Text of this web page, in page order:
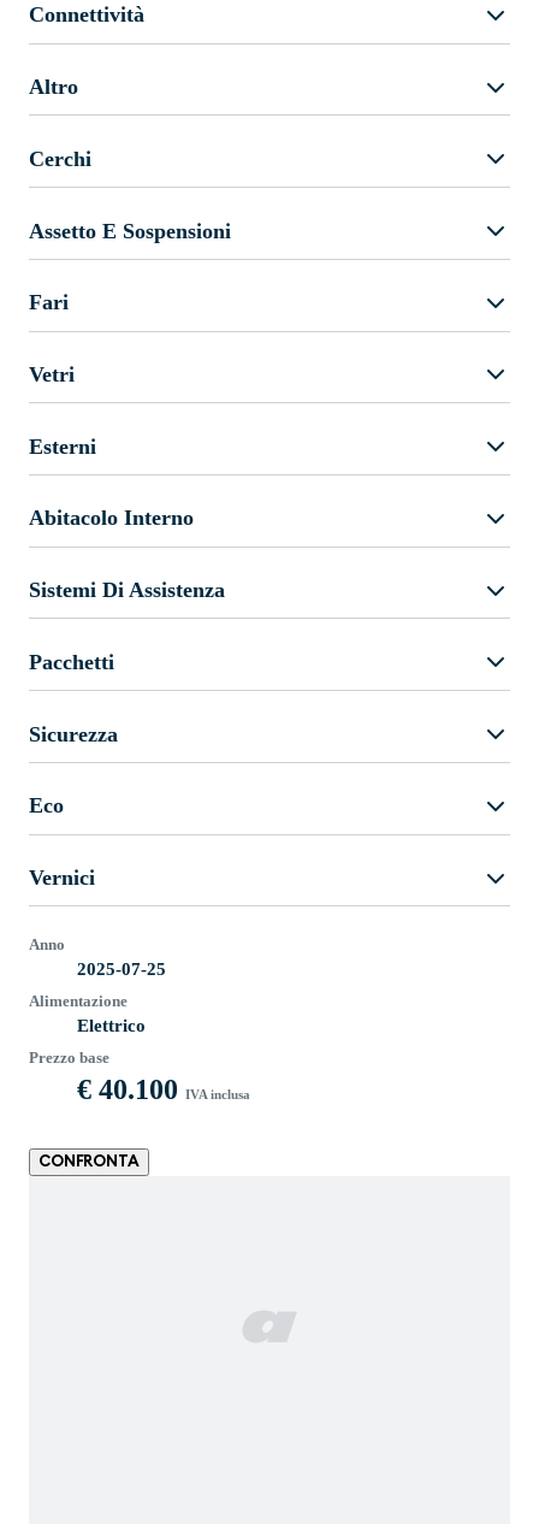
Connettività
Altro
Cerchi
Assetto E Sospensioni
Fari
Vetri
Esterni
Abitacolo Interno
Sistemi Di Assistenza
Pacchetti
Sicurezza
Eco
Vernici
Anno
2025-07-25
Alimentazione
Elettrico
Prezzo base
€ 40.100 IVA inclusa
CONFRONTA